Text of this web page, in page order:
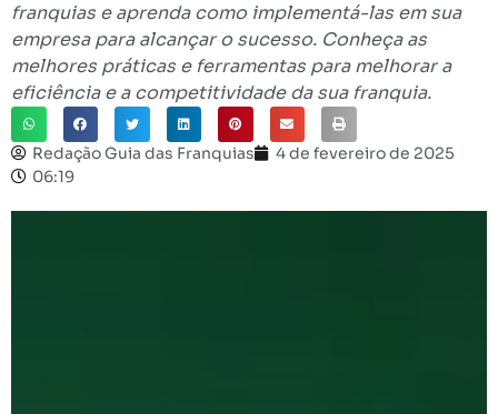
franquias e aprenda como implementá-las em sua
empresa para alcançar o sucesso. Conheça as
melhores práticas e ferramentas para melhorar a
eficiência e a competitividade da sua franquia.
Redação Guia das Franquias
4 de fevereiro de 2025
06:19